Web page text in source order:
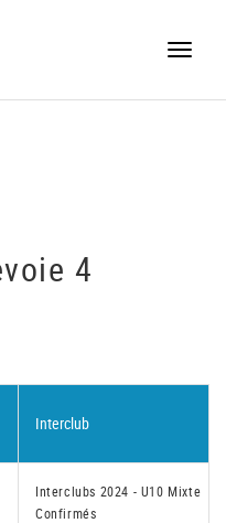
Toggle
4
Interclub
Interclubs 2024 - U10 Mixte
Confirmés